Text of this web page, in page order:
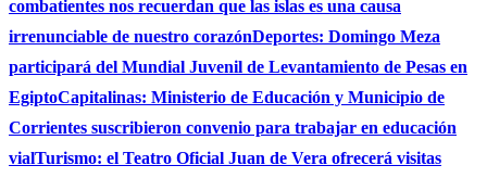
combatientes nos recuerdan que las islas es una causa
irrenunciable de nuestro corazónDeportes: Domingo Meza
participará del Mundial Juvenil de Levantamiento de Pesas en
EgiptoCapitalinas: Ministerio de Educación y Municipio de
Corrientes suscribieron convenio para trabajar en educación
vialTurismo: el Teatro Oficial Juan de Vera ofrecerá visitas